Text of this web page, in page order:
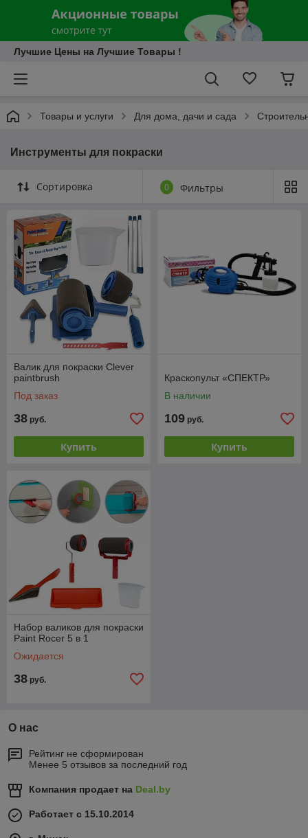
Лучшие Цены на Лучшие Товары !
Товары и услуги Для дома, дачи и сада
Инструменты для покраски
Сортировка 0 Фильтры
Валик для покраски Clever
paintbrush
Под заказ
38 руб.
Купить
Краскопульт «СПЕКТР»
В наличии
109 руб.
Купить
Набор валиков для покраски
Paint Rocer 5 в 1
Ожидается
38 руб.
О нас
Рейтинг не сформирован
Менее 5 отзывов за последний год
Компания продает на Deal.by
Работает с 15.10.2014